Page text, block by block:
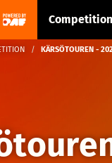
KÄRSÖTOUREN -